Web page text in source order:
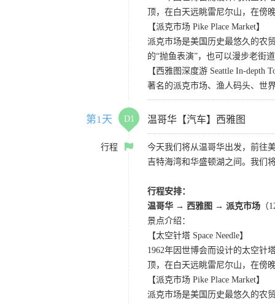
顶，在白天远眺雷尼尔山，在傍
【派克市场 Pike Place Market】
派克市场是美国历史最悠久的农
的“抛鱼表演”，也可以漫步老街
【西雅图深度游 Seattle In-depth
著名的派克市场、渔人码头、世
第1天 D1 温哥华【汽车】西雅图
行程
今天我们将从温哥华出发，前往
吉特海湾和华盛顿湖之间。我们
行程安排：
温哥华 → 西雅图 → 派克市场 （
景点介绍：
【太空针塔 Space Needle】
1962年因世博会而设计的太空针
顶，在白天远眺雷尼尔山，在傍
【派克市场 Pike Place Market】
派克市场是美国历史最悠久的农